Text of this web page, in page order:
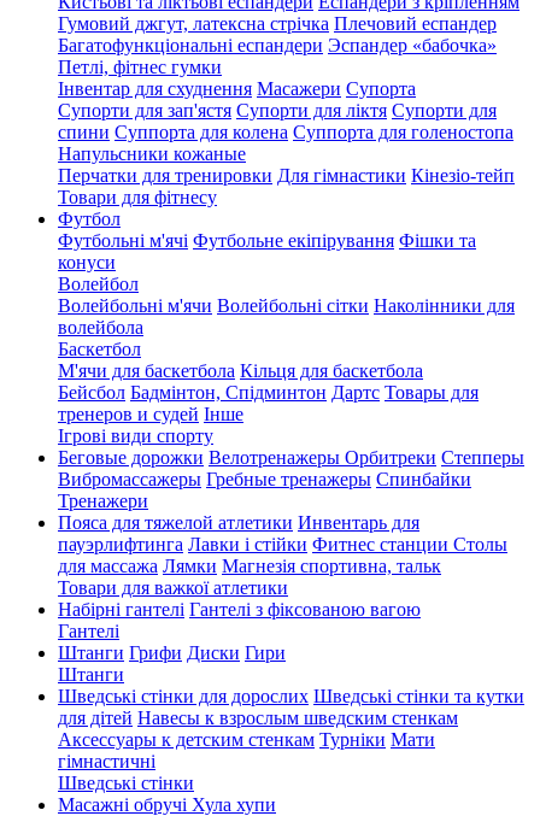
Гумовий джгут, латексна стрічка Плечовий еспандер
Багатофункціональні еспандери Эспандер «бабочка»
Петлі, фітнес гумки
Інвентар для схуднення Масажери Супорта
Супорти для зап'ястя Супорти для ліктя Супорти для
спини Суппорта для колена Суппорта для голеностопа
Напульсники кожаные
Перчатки для тренировки Для гімнастики Кінезіо-тейп
Товари для фітнесу
Футбол
Футбольні м'ячі Футбольне екіпірування Фішки та
конуси
Волейбол
Волейбольні м'ячи Волейбольні сітки Наколінники для
волейбола
Баскетбол
М'ячи для баскетбола Кільця для баскетбола
Бейсбол Бадмінтон, Спідминтон Дартс Товары для
тренеров и судей Інше
Ігрові види спорту
Беговые дорожки Велотренажеры Орбитреки Степперы
Вибромассажеры Гребные тренажеры Спинбайки
Тренажери
Пояса для тяжелой атлетики Инвентарь для
пауэрлифтинга Лавки і стійки Фитнес станции Столы
для массажа Лямки Магнезія спортивна, тальк
Товари для важкої атлетики
Набірні гантелі Гантелі з фіксованою вагою
Гантелі
Штанги Грифи Диски Гири
Штанги
Шведські стінки для дорослих Шведські стінки та кутки
для дітей Навесы к взрослым шведским стенкам
Аксессуары к детским стенкам Турніки Мати
гімнастичні
Шведські стінки
Масажні обручі Хула хупи